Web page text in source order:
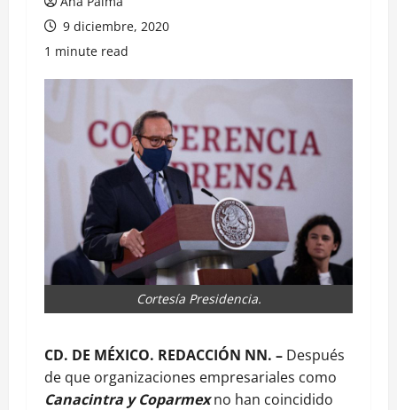
9 diciembre, 2020
1 minute read
Cortesía Presidencia.
CD. DE MÉXICO. REDACCIÓN NN. – Después
de que organizaciones empresariales como
Canacintra y Coparmexno han coincidido